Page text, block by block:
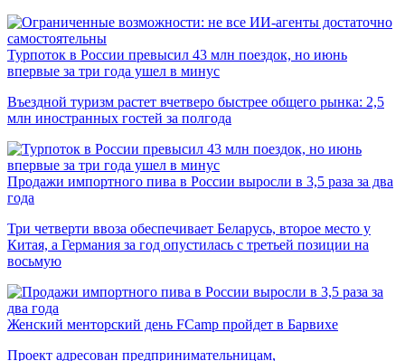
Турпоток в России превысил 43 млн поездок, но июнь
впервые за три года ушел в минус
Въездной туризм растет вчетверо быстрее общего рынка: 2,5
млн иностранных гостей за полгода
Продажи импортного пива в России выросли в 3,5 раза за два
года
Три четверти ввоза обеспечивает Беларусь, второе место у
Китая, а Германия за год опустилась с третьей позиции на
восьмую
Женский менторский день FCamp пройдет в Барвихе
Проект адресован предпринимательницам,